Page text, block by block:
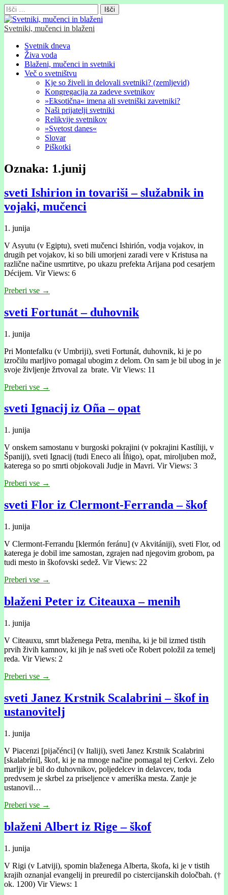
Išči:
Svetniki, mučenci in blaženi
Glavni
meni
Skip
content
Svetnik dneva
Živa voda
Blaženi, mučenci in svetniki
Več o svetništvu
Kje so živeli in delovali svetniki? (zemljevid)
Kongregacija za zadeve svetnikov
»Eksotična« imena ali svetniški zavetniki?
Naši prijatelji svetniki
Relikvije svetnikov
»Svetost danes«
Slovar
Piškotki
Oznaka: 1.junij
sveti Ishirion in tovariši – služabnik in
vojaki, mučenci
1. junija
V Asyutu (v Egiptu), sveti mučenci Ishirión, vodja vojakov, in
drugih pet vojakov, ki so bili umorjeni zaradi vere v Kristusa na
različne načine usmrtitve, po ukazu prefekta Arijana pod cesarjem
Décijem. Vir Views: 6
Preberi vse →
sveti Fortunát – duhovnik
1. junija
Pri Montefalku (v Umbrĳi), sveti Fortunát, duhovnik, ki je po
izročilu marljivo pomagal ubogim z delom. On sam je bil ubog in je
svoje življenje žrtvoval za brate. Vir Views: 11
Preberi vse →
sveti Ignacij iz Oña – opat
1. junija
V onskem samostanu v burgoski pokrajini (v pokrajini Kastíliji, v
Španiji), sveti Ignacij (tudi Eneco ali Íñigo), opat, miroljuben mož,
katerega so po smrti objokovali Judje in Mavri. Vir Views: 3
Preberi vse →
sveti Flor iz Clermont-Ferranda – škof
1. junija
V Clermont-Ferrandu [klermón feránu] (v Akvitániji), sveti Flor, od
katerega je dobil ime samostan, zgrajen nad njegovim grobom, pa
tudi mesto in škofovski sedež. Vir Views: 22
Preberi vse →
blaženi Peter iz Citeauxa – menih
1. junija
V Citeauxu, smrt blaženega Petra, meniha, ki je bil izmed tistih
prvih živih kamnov, ki jih je naš sveti oče Robert položil za temelj
reda. Vir Views: 2
Preberi vse →
sveti Janez Krstnik Scalabrini – škof in
ustanovitelj
1. junija
V Piacenzi [pĳačénci] (v Italĳi), sveti Janez Krstnik Scalabrini
[skalabríni], škof, ki je na mnoge načine pomagal tej Cerkvi. Zelo
marljiv je bil do duhovnikov, poljedelcev in delavcev, toda
predvsem je skrbel za priseljence v ameriška mesta. Zanje je
ustanovil…
Preberi vse →
blaženi Albert iz Rige – škof
1. junija
V Rigi (v Latviji), spomin blaženega Alberta, škofa, ki je v tistih
krajih oznanjal evangelij in preuredil po cistercijanskih določbah. (†
ok. 1200) Vir Views: 1